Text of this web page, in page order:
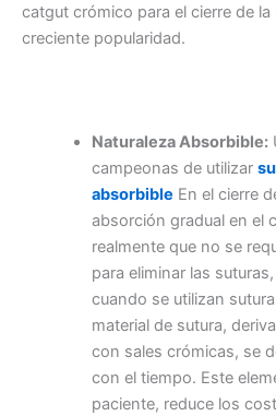
catgut crómico para el cierre de
creciente popularidad.
Naturaleza Absorbible:
campeonas de utilizar
absorbible En el cierre
absorción gradual en el
realmente que no se
para eliminar las
cuando se utilizan
material de sutura,
con sales crómicas, se
con el tiempo. Este
paciente, reduce los